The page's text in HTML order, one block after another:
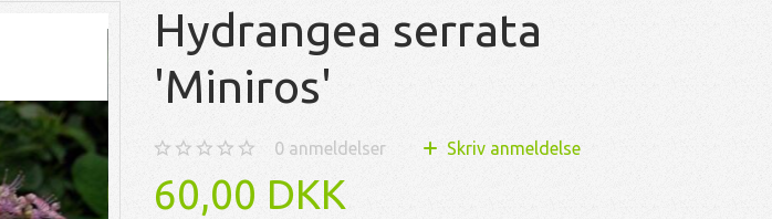
Hydrangea serrata
'Miniros'
0anmeldelser Skriv anmeldelse
60,00 DKK